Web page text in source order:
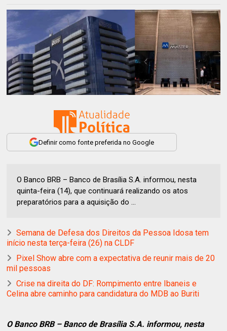
Definir como fonte preferida no Google
O Banco BRB – Banco de Brasília S.A. informou, nesta
quinta-feira (14), que continuará realizando os atos
preparatórios para a aquisição do ...
Semana de Defesa dos Direitos da Pessoa Idosa tem
início nesta terça-feira (26) na CLDF
Pixel Show abre com a expectativa de reunir mais de 20
mil pessoas
Crise na direita do DF: Rompimento entre Ibaneis e
Celina abre caminho para candidatura do MDB ao Buriti
O Banco BRB – Banco de Brasília S.A. informou, nesta